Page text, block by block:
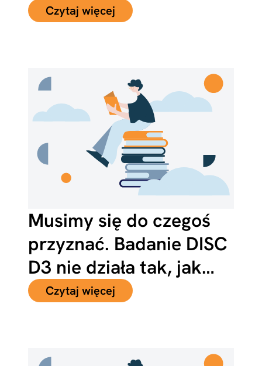
Czytaj więcej
Musimy się do czegoś
przyznać. Badanie DISC
D3 nie działa tak, jak…
Czytaj więcej